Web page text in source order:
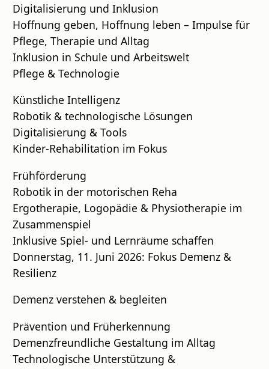
Digitalisierung und Inklusion
Hoffnung geben, Hoffnung leben – Impulse für
Pflege, Therapie und Alltag
Inklusion in Schule und Arbeitswelt
Pflege & Technologie
Künstliche Intelligenz
Robotik & technologische Lösungen
Digitalisierung & Tools
Kinder-Rehabilitation im Fokus
Frühförderung
Robotik in der motorischen Reha
Ergotherapie, Logopädie & Physiotherapie im
Zusammenspiel
Inklusive Spiel- und Lernräume schaffen
Donnerstag, 11. Juni 2026: Fokus Demenz &
Resilienz
Demenz verstehen & begleiten
Prävention und Früherkennung
Demenzfreundliche Gestaltung im Alltag
Technologische Unterstützung &